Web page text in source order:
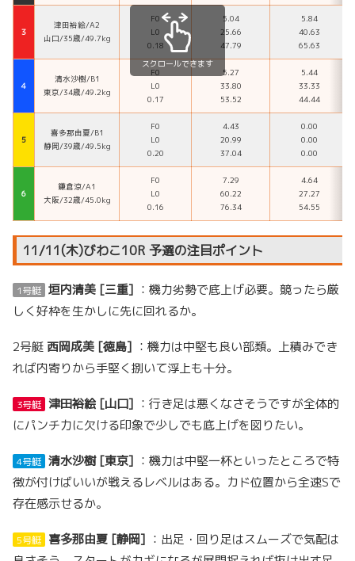
３
津田裕絵/A2
山口/35歳/49.7kg
F0
L0
0.18
5.04
25.66
47.79
5.84
40.63
65.63
４
清水沙樹/B1
東京/34歳/49.2kg
F0
L0
0.17
5.27
33.80
53.52
5.44
33.33
44.44
５
喜多那由夏/B1
静岡/39歳/49.5kg
F0
L0
0.20
4.43
20.99
37.04
0.00
0.00
0.00
６
鎌倉涼/A1
大阪/32歳/45.0kg
F0
L0
0.16
7.29
60.22
76.34
4.64
27.27
54.55
スクロールできます
11/11(木)びわこ10R 予選の注目ポイント
1号艇 垣内清美 [三重] ：機力劣勢で底上げ必要。競ったら厳
しく好枠を生かしに先に回れるか。
2号艇 西岡成美 [徳島] ：機力は中堅も良い部類。上積みでき
れば内寄りから手堅く捌いて浮上も十分。
3号艇 津田裕絵 [山口] ：行き足は悪くなさそうですが全体的
にパンチ力に欠ける印象で少しでも底上げを図りたい。
4号艇 清水沙樹 [東京] ：機力は中堅一杯といったところで特
徴が付けばいいが戦えるレベルはある。カド位置から全速Sで
存在感示せるか。
5号艇 喜多那由夏 [静岡] ：出足・回り足はスムーズで気配は